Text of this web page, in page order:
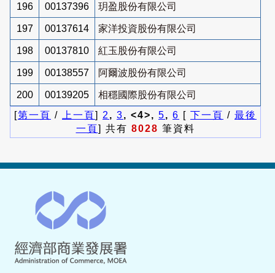
196 00137396 玥盈股份有限公司
197 00137614 家洋投資股份有限公司
198 00137810 紅玉股份有限公司
199 00138557 阿爾波股份有限公司
200 00139205
相穩國際股份有限公司
[第一頁 / 上一頁] 2 , 3, <4>, 5, 6 [ 下一頁 / 最後
一頁] 共有 8028 筆資料